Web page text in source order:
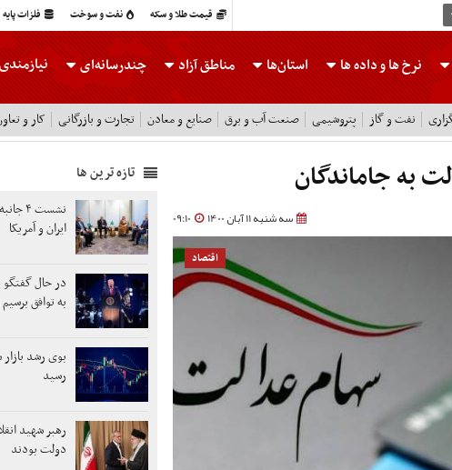
قیمت طلا و سکه نفت و سوخت فلزات پایه
نرخ هاو داده ها استان‌ها مناطق آزاد چندرسانه‌ای
نفت و گاز پتروشیمی صنعت آب و برق صنایع و معادن تجارت و بازرگانی کار و
به جاماندگان
سه شنبه 11 آبان 1400 09:10
اقتصاد
تازه ترین ها
نشست
ایران و آمریکا
در حال
به توافق برسیم
بوی رشد
رسید
رهبر شهید
دولت بودند